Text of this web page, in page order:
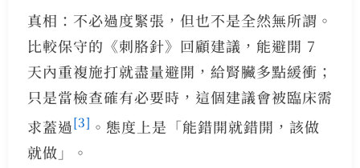
真相：不必過度緊張，但也不是全然無所謂。
比較保守的《刺胳針》回顧建議，能避開 7
天內重複施打就盡量避開，給腎臟多點緩衝；
只是當檢查確有必要時，這個建議會被臨床需
求蓋過[3] 。態度上是「能錯開就錯開，該做
就做」。